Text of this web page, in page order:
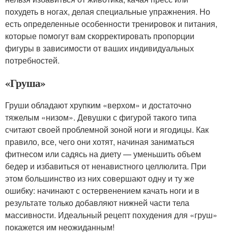
похудеть в ногах, делая специальные упражнения. Но
есть определенные особенности тренировок и питания,
которые помогут вам скорректировать пропорции
фигуры в зависимости от ваших индивидуальных
потребностей.
«Груша»
Груши обладают хрупким «верхом» и достаточно
тяжелым «низом». Девушки с фигурой такого типа
считают своей проблемной зоной ноги и ягодицы. Как
правило, все, чего они хотят, начиная заниматься
фитнесом или садясь на диету — уменьшить объем
бедер и избавиться от ненавистного целлюлита. При
этом большинство из них совершают одну и ту же
ошибку: начинают с остервенением качать ноги и в
результате только добавляют нижней части тела
массивности. Идеальный рецепт похудения для «груш»
покажется им неожиданным!